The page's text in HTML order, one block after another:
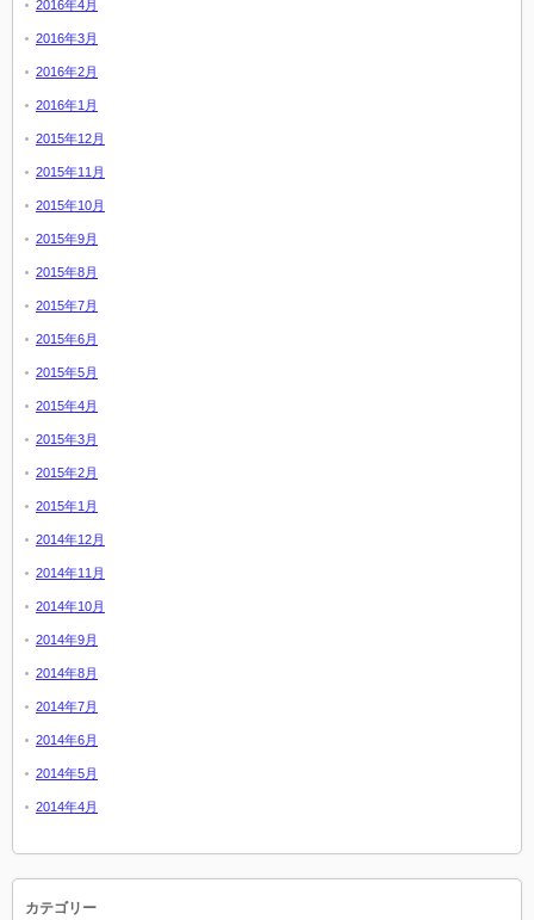
2016年4月
2016年3月
2016年2月
2016年1月
2015年12月
2015年11月
2015年10月
2015年9月
2015年8月
2015年7月
2015年6月
2015年5月
2015年4月
2015年3月
2015年2月
2015年1月
2014年12月
2014年11月
2014年10月
2014年9月
2014年8月
2014年7月
2014年6月
2014年5月
2014年4月
カテゴリー